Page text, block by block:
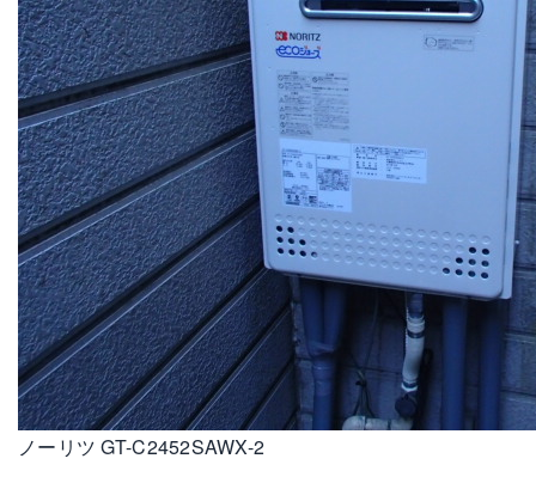
ノーリツ GT-C2452SAWX-2